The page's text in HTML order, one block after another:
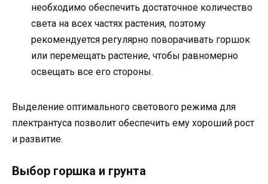
необходимо обеспечить достаточное количество
света на всех частях растения, поэтому
рекомендуется регулярно поворачивать горшок
или перемещать растение, чтобы равномерно
освещать все его стороны.
Выделение оптимального светового режима для
плектрантуса позволит обеспечить ему хороший рост
и развитие.
Выбор горшка и грунта